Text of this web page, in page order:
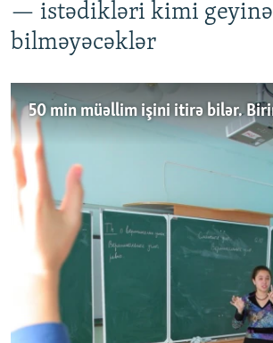
— istədikləri kimi geyinə
bilməyəcəklər